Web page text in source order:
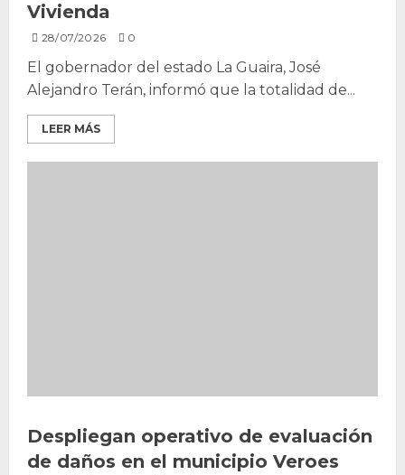
Vivienda
28/07/2026 0
El gobernador del estado La Guaira, José
Alejandro Terán, informó que la totalidad de...
LEER MÁS
Despliegan operativo de evaluación
de daños en el municipio Veroes